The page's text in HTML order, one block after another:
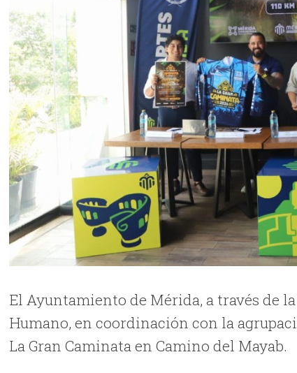
El Ayuntamiento de Mérida, a través de
Humano, en coordinación con la
La Gran Caminata en Camino del Mayab.